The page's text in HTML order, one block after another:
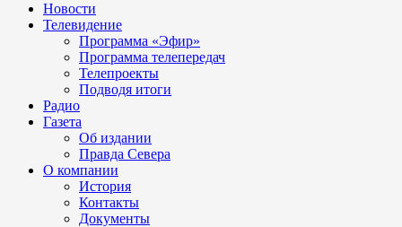
Новости
Телевидение
Программа «Эфир»
Программа телепередач
Телепроекты
Подводя итоги
Радио
Газета
Об издании
Правда Севера
О компании
История
Контакты
Документы